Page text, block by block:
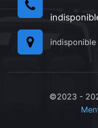
indisponible
©2023 -